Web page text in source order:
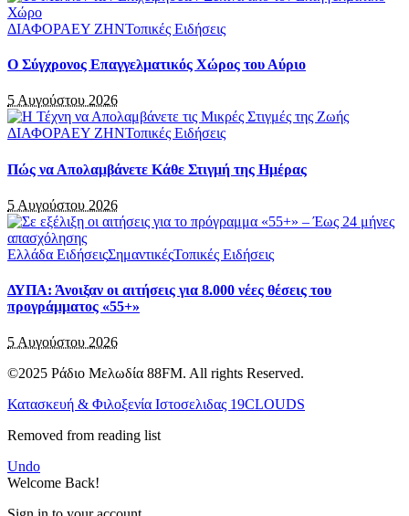
ΔΙΑΦΟΡΑΕΥ ΖΗΝΤοπικές Ειδήσεις
Ο Σύγχρονος Επαγγελματικός Χώρος του Αύριο
5 Αυγούστου 2026
ΔΙΑΦΟΡΑΕΥ ΖΗΝΤοπικές Ειδήσεις
Πώς να Απολαμβάνετε Κάθε Στιγμή της Ημέρας
5 Αυγούστου 2026
Ελλάδα ΕιδήσειςΣημαντικέςΤοπικές Ειδήσεις
ΔΥΠΑ: Άνοιξαν οι αιτήσεις για 8.000 νέες θέσεις του
προγράμματος «55+»
5 Αυγούστου 2026
©2025 Ράδιο Μελωδία 88FM. All rights Reserved.
Κατασκευή & Φιλοξενία Ιστοσελιδας 19CLOUDS
Removed from reading list
Undo
Welcome Back!